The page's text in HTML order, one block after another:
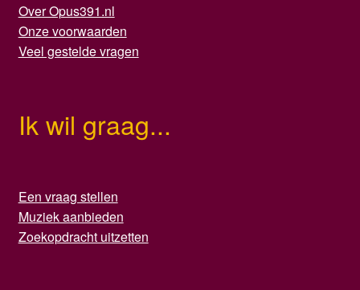
Over Opus391.nl
Onze voorwaarden
Veel gestelde vragen
Ik wil graag...
Een vraag stellen
Muziek aanbieden
Zoekopdracht uitzetten